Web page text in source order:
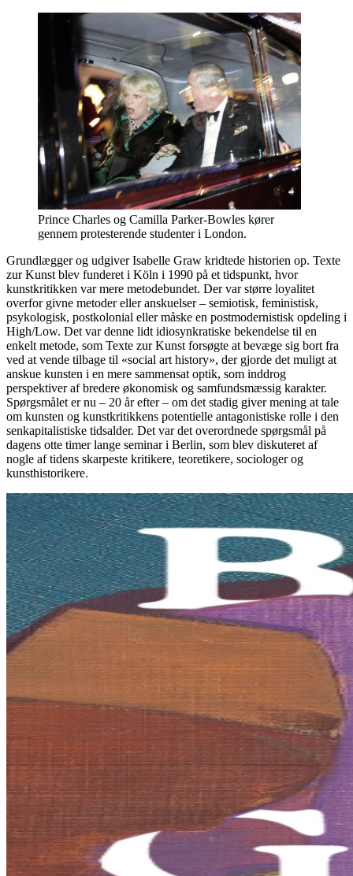
Prince Charles og Camilla Parker-Bowles kører
gennem protesterende studenter i London.
Grundlægger og udgiver Isabelle Graw kridtede historien op. Texte
zur Kunst blev funderet i Köln i 1990 på et tidspunkt, hvor
kunstkritikken var mere metodebundet. Der var større loyalitet
overfor givne metoder eller anskuelser – semiotisk, feministisk,
psykologisk, postkolonial eller måske en postmodernistisk opdeling i
High/Low. Det var denne lidt idiosynkratiske bekendelse til en
enkelt metode, som Texte zur Kunst forsøgte at bevæge sig bort fra
ved at vende tilbage til «social art history», der gjorde det muligt at
anskue kunsten i en mere sammensat optik, som inddrog
perspektiver af bredere økonomisk og samfundsmæssig karakter.
Spørgsmålet er nu – 20 år efter – om det stadig giver mening at tale
om kunsten og kunstkritikkens potentielle antagonistiske rolle i den
senkapitalistiske tidsalder. Det var det overordnede spørgsmål på
dagens otte timer lange seminar i Berlin, som blev diskuteret af
nogle af tidens skarpeste kritikere, teoretikere, sociologer og
kunsthistorikere.